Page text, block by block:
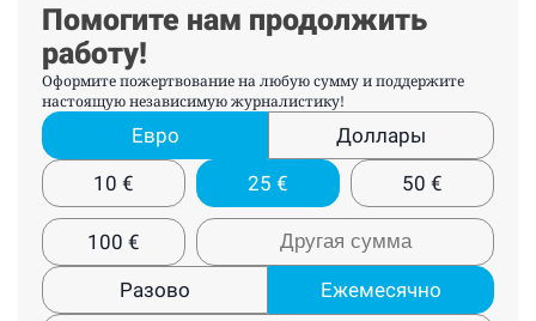
Помогите нам продолжить
работу!
Оформите пожертвование на любую сумму и поддержите
настоящую независимую журналистику!
Евро
Доллары
10 € 25 € 50 €
100 €
Разово
Ежемесячно